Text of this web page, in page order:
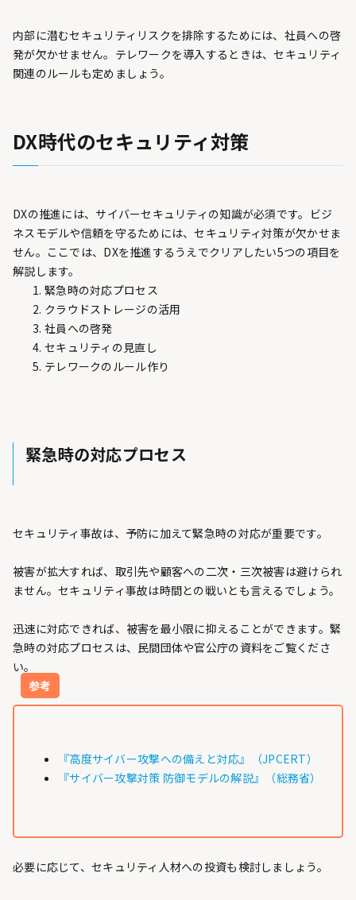
内部に潜むセキュリティリスクを排除するためには、社員への啓
発が欠かせません。テレワークを導入するときは、セキュリティ
関連のルールも定めましょう。
DX時代のセキュリティ対策
DXの推進には、サイバーセキュリティの知識が必須です。ビジ
ネスモデルや信頼を守るためには、セキュリティ対策が欠かせま
せん。ここでは、DXを推進するうえでクリアしたい5つの項目を
解説します。
緊急時の対応プロセス
クラウドストレージの活用
社員への啓発
セキュリティの見直し
テレワークのルール作り
緊急時の対応プロセス
セキュリティ事故は、予防に加えて緊急時の対応が重要です。
被害が拡大すれば、取引先や顧客への二次・三次被害は避けられ
ません。セキュリティ事故は時間との戦いとも言えるでしょう。
迅速に対応できれば、被害を最小限に抑えることができます。緊
急時の対応プロセスは、民間団体や官公庁の資料をご覧くださ
い。
参考
『高度サイバー攻撃への備えと対応』（JPCERT）
『サイバー攻撃対策 防御モデルの解説』（総務省）
必要に応じて、セキュリティ人材への投資も検討しましょう。